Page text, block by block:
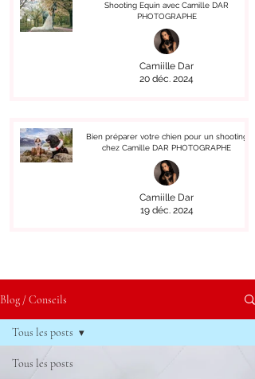
Shooting Equin avec Camille DAR
PHOTOGRAPHE
Camiille Dar
20 déc. 2024
Bien préparer votre chien pour un shooting
chez Camille DAR PHOTOGRAPHE
Camiille Dar
19 déc. 2024
Blog / Conseils
Tous les posts
Tous les posts